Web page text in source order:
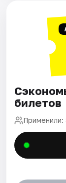
билетов
Применили: